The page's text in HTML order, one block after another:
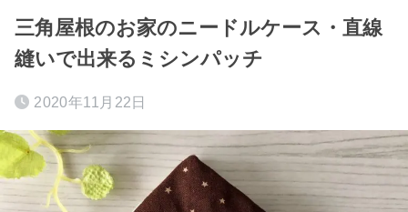
三角屋根のお家のニードルケース・直線
縫いで出来るミシンパッチ
2020年11月22日